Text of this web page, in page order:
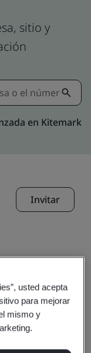
sitio y
en Kitemark
Invitar
usted acepta
para mejorar
mismo y